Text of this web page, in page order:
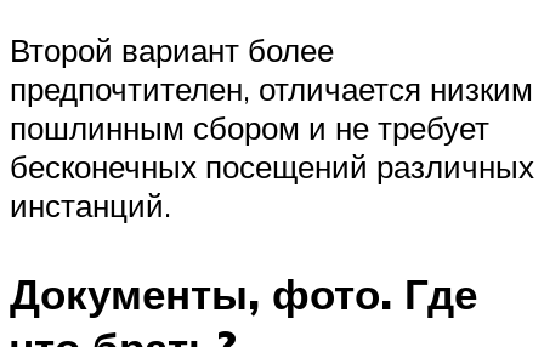
Второй вариант более
предпочтителен, отличается низким
пошлинным сбором и не требует
бесконечных посещений различных
инстанций.
Документы, фото. Где